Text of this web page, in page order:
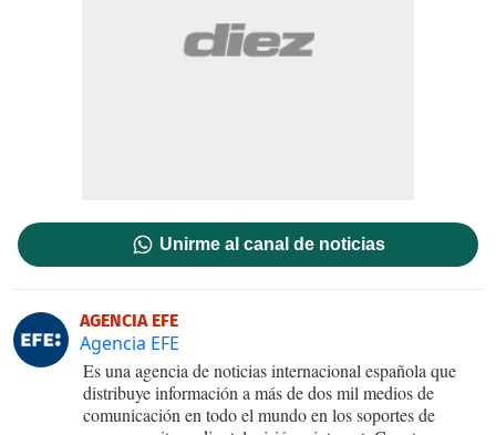
Unirme al canal de noticias
AGENCIA EFE
Agencia EFE
Es una agencia de noticias internacional española que
distribuye información a más de dos mil medios de
comunicación en todo el mundo en los soportes de